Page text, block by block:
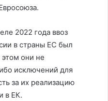
2022 года ввоз
в страны ЕС был
они не
исключений для
за их реализацию
в ЕК.